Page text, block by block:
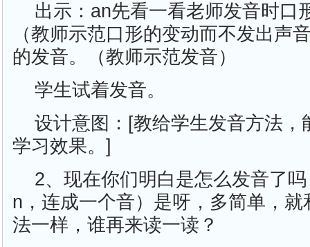
出示：an先看一看老师发音时口
（教师示范口形的变动而不发出声
的发音。（教师示范发音）
学生试着发音。
设计意图：[教给学生发音方法，
学习效果。]
2、现在你们明白是怎么发音了
n，连成一个音）是呀，多简单，
法一样，谁再来读一读？